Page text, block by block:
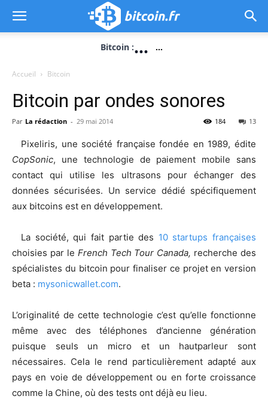
Bitcoin :... ...
Accueil Bitcoin
Bitcoin par ondes sonores
Par La rédaction - 29 mai 2014 13
184
Pixeliris, une société française fondée en 1989, édite
CopSonic, une technologie de paiement mobile sans
contact qui utilise les ultrasons pour échanger des
données sécurisées. Un service dédié spécifiquement
aux bitcoins est en développement.
La société, qui fait partie des 10 startups françaises
choisies par le French Tech Tour Canada, recherche des
spécialistes du bitcoin pour finaliser ce projet en version
beta : mysonicwallet.com.
L’originalité de cette technologie c’est qu’elle fonctionne
même avec des téléphones d’ancienne génération
puisque seuls un micro et un haut­parleur sont
nécessaires. Cela le rend particulièrement adapté aux
pays en voie de développement ou en forte croissance
comme la Chine, où des tests ont déjà eu lieu.